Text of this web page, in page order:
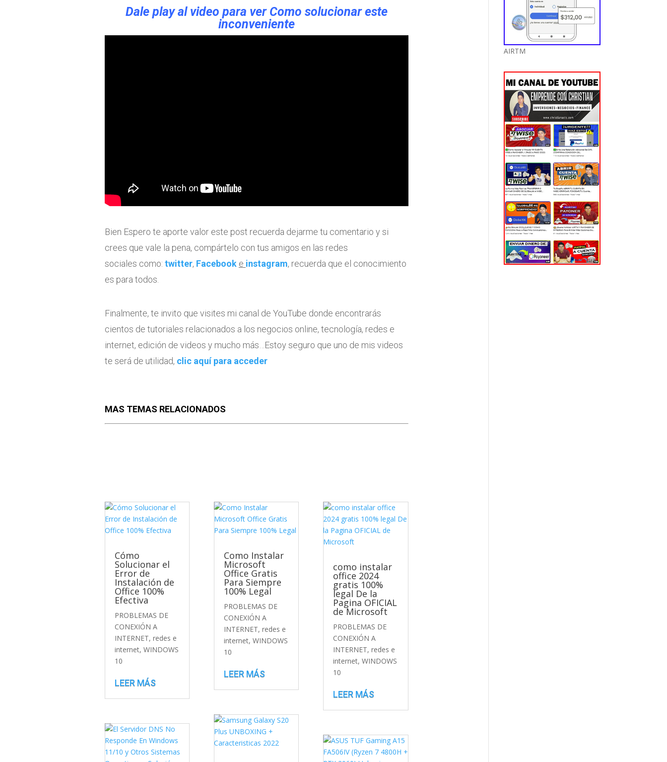
Dale play al video para ver Como solucionar este
inconveniente
Bien Espero te aporte valor este post recuerda dejarme tu comentario y si
crees que vale la pena, compártelo con tus amigos en las redes
sociales como: twitter, Facebook e instagram, recuerda que el conocimiento
es para todos.
Finalmente, te invito que visites mi canal de YouTube donde encontrarás
cientos de tutoriales relacionados a los negocios online, tecnología, redes e
internet, edición de videos y mucho más…Estoy seguro que uno de mis videos
te será de utilidad, clic aquí para acceder
MAS TEMAS RELACIONADOS
Cómo
Solucionar el
Error de
Instalación de
Office 100%
Efectiva
PROBLEMAS DE
CONEXIÓN A
INTERNET, redes e
internet, WINDOWS
10
LEER MÁS
Como Instalar
Microsoft
Office Gratis
Para Siempre
100% Legal
PROBLEMAS DE
CONEXIÓN A
INTERNET,redes e
internet,WINDOWS
10
LEER MÁS
como instalar
office 2024
gratis 100%
legal De la
Pagina OFICIAL
de Microsoft
PROBLEMAS DE
CONEXIÓN A
INTERNET,redes e
internet,WINDOWS
10
LEER MÁS
AIRTM